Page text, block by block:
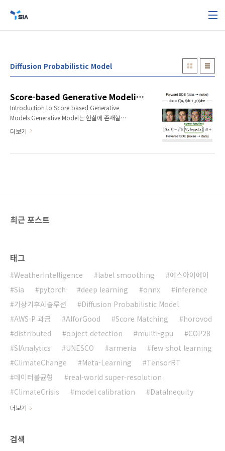
Diffusion Probabilistic Model
Score-based Generative Modeling by Diffusion Process
Introduction to Score-based Generative
Models Generative Model는 현실에 존재할만
한 그럴듯한(High-fidelity) 이미지를 만들거나,
Modeling에 대해서 다뤄보도록 하겠습니다. 이
더보기
최근 포스트
태그
WeatherIntelligence label smoothing
에스아이에이
Sia
pytorch deep learning onnx
inference
기상기후AI솔루션
Diffusion Probabilistic Model
AWS-P 과금
AIforGood Score Matching
horovod
distributed
object detection muilti-gpu
COP28
SIAnalytics
UNESCO armeria
few-shot learning
ClimateChange
Meta-Learning
TensorRT
데이터불균형
real-world super-resolution
ClimateCrisis
model calibration DataInequity
더보기
검색